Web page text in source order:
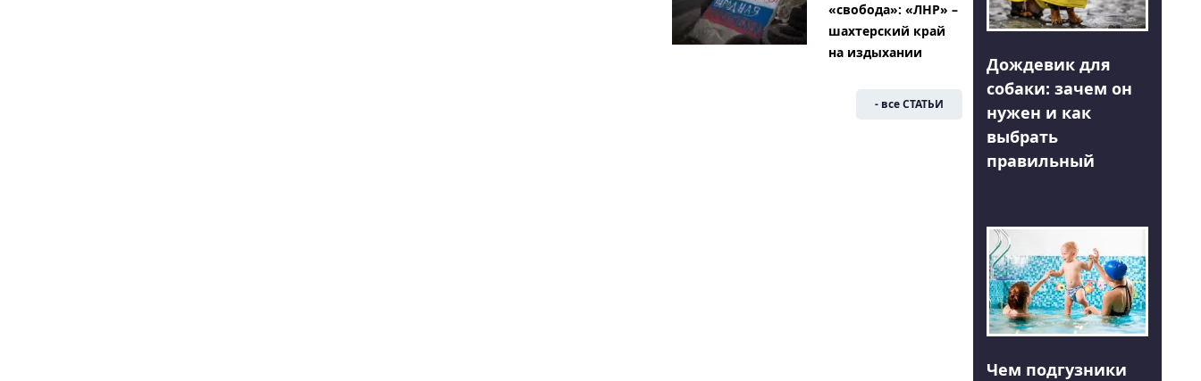
«свобода»: «ЛНР» –
шахтерский край
на издыхании
- все СТАТЬИ
Дождевик для
собаки: зачем он
нужен и как
выбрать
правильный
Чем подгузники